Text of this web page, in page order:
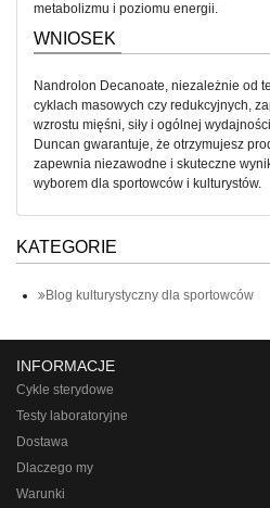
metabolizmu i poziomu energii.
WNIOSEK
Nandrolon Decanoate, niezależnie od
cyklach masowych czy redukcyjnych,
wzrostu mięśni, siły i ogólnej
Duncan gwarantuje, że otrzymujesz
zapewnia niezawodne i skuteczne
wyborem dla sportowców i kulturystów.
KATEGORIE
Blog kulturystyczny dla sportowców
INFORMACJE
Cykle sterydowe
Testy laboratoryjne
Dostawa
Dlaczego my
Warunki